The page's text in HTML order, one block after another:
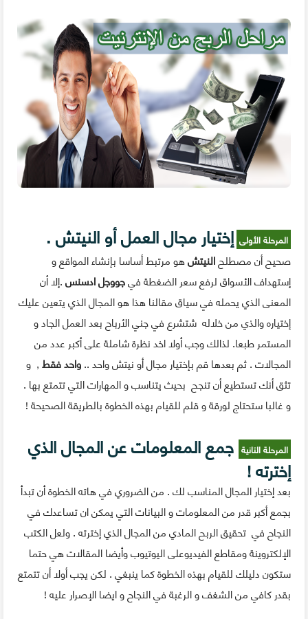
المرحلة الأولى إختيار مجال العمل أو النيتش.
صحيح أن مصطلحالنيتشهو مرتبط أساسا بإنشاء المواقع و
إستهداف الأسواق لرفع سعر الضغطة فيجووجل ادسنس.إلا أن
المعنى الذي يحمله في سياق مقالنا هذا هو المجال الذي يتعين عليك
إختياره والذي من خلاله شتشرع في جني الأرباح بعد العمل الجاد و
المستمر طبعا. لذالك وجب أولا اخد نظرة شاملة على أكبر عدد من
المجالات . ثم بعدها قم بإختيار مجال أو نيتش واحد ..واحد فقط, و
تثق أنك تستطيع أن تنجح بحيث يتناسب و المهارات التي تتمتع بها .
و غالبا ستحتاج لورقة و قلم للقيام بهذه الخطوة بالطريقة الصحيحة !
المرحلة التانية جمع المعلومات عن المجال الذي
إخترته !
بعد إختيار المجال المناسب لك . من الضروري في هاته الخطوة أن تبدأ
بجمع أكبر قدر من المعلومات و البيانات التي يمكن ان تساعدك في
النجاح في تحقيق الربح المادي من المجال الذي إخترته . ولعل الكتب
الإلكتروينة ومقاطع الفيديوعلى اليوتيوب وأيضا المقالات هي حتما
ستكون دليلك للقيام بهذه الخطوة كما ينبغي . لكن يجب أولا أن تتمتع
بقدر كافي من الشغف و الرغبة في النجاح و ايضا الإصرار عليه !